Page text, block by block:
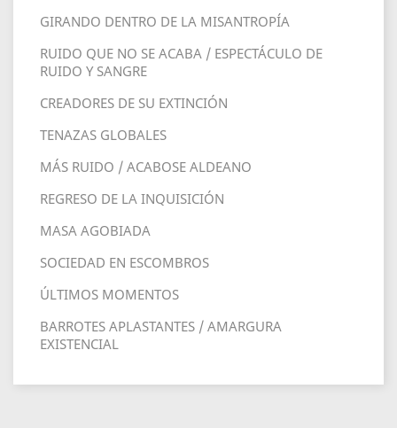
GIRANDO DENTRO DE LA MISANTROPÍA
RUIDO QUE NO SE ACABA / ESPECTÁCULO DE
RUIDO Y SANGRE
CREADORES DE SU EXTINCIÓN
TENAZAS GLOBALES
MÁS RUIDO / ACABOSE ALDEANO
REGRESO DE LA INQUISICIÓN
MASA AGOBIADA
SOCIEDAD EN ESCOMBROS
ÚLTIMOS MOMENTOS
BARROTES APLASTANTES / AMARGURA
EXISTENCIAL